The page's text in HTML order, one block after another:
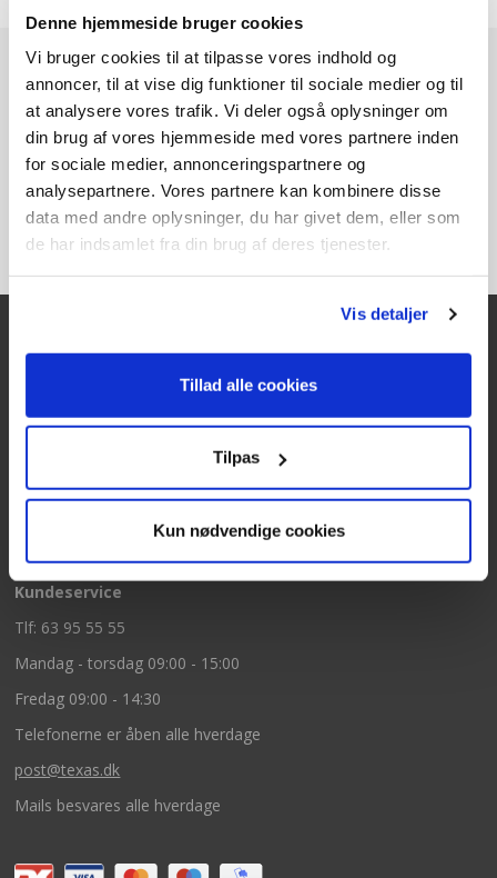
Denne hjemmeside bruger cookies
Vi bruger cookies til at tilpasse vores indhold og
annoncer, til at vise dig funktioner til sociale medier og til
at analysere vores trafik. Vi deler også oplysninger om
din brug af vores hjemmeside med vores partnere inden
for sociale medier, annonceringspartnere og
analysepartnere. Vores partnere kan kombinere disse
data med andre oplysninger, du har givet dem, eller som
de har indsamlet fra din brug af deres tjenester.
Vis detaljer
Tillad alle cookies
Tilpas
Kun nødvendige cookies
Texas A/S
5260 Odense S
Kundeservice
Tlf: 63 95 55 55
Mandag - torsdag 09:00 - 15:00
Fredag 09:00 - 14:30
Telefonerne er åben alle hverdage
post@texas.dk
Mails besvares alle hverdage